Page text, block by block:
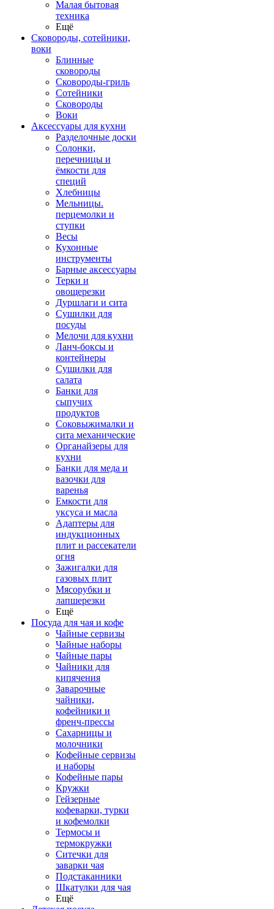
Малая бытовая
техника
Ещё
Сковороды, сотейники,
воки
Блинные
сковороды
Сковороды-гриль
Сотейники
Сковороды
Воки
Аксессуары для кухни
Разделочные доски
Солонки,
перечницы и
ёмкости для
специй
Хлебницы
Мельницы.
перцемолки и
ступки
Весы
Кухонные
инструменты
Барные аксессуары
Терки и
овощерезки
Дуршлаги и сита
Сушилки для
посуды
Мелочи для кухни
Ланч-боксы и
контейнеры
Сушилки для
салата
Банки для
сыпучих
продуктов
Соковыжималки и
сита механические
Органайзеры для
кухни
Банки для меда и
вазочки для
варенья
Емкости для
уксуса и масла
Адаптеры для
индукционных
плит и рассекатели
огня
Зажигалки для
газовых плит
Мясорубки и
лапшерезки
Ещё
Посуда для чая и кофе
Чайные сервизы
Чайные наборы
Чайные пары
Чайники для
кипячения
Заварочные
чайники,
кофейники и
френч-прессы
Сахарницы и
молочники
Кофейные сервизы
и наборы
Кофейные пары
Кружки
Гейзерные
кофеварки, турки
и кофемолки
Термосы и
термокружки
Ситечки для
заварки чая
Подстаканники
Шкатулки для чая
Ещё